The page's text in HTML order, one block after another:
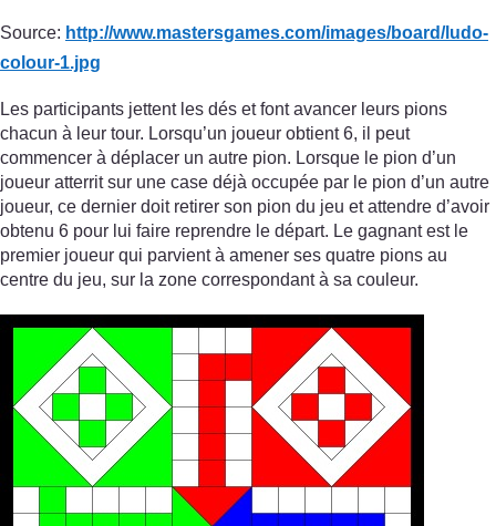
Source: http://www.mastersgames.com/images/board/ludo-
colour-1.jpg
Les participants jettent les dés et font avancer leurs pions
chacun à leur tour. Lorsqu’un joueur obtient 6, il peut
commencer à déplacer un autre pion. Lorsque le pion d’un
joueur atterrit sur une case déjà occupée par le pion d’un autre
joueur, ce dernier doit retirer son pion du jeu et attendre d’avoir
obtenu 6 pour lui faire reprendre le départ. Le gagnant est le
premier joueur qui parvient à amener ses quatre pions au
centre du jeu, sur la zone correspondant à sa couleur.